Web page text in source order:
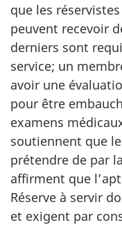
que les
peuvent recevoir
derniers sont
service; un
avoir une
pour être
examens
soutiennent que
prétendre de par
affirment que
Réserve à servir
et exigent par